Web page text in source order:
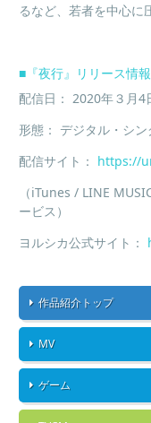
るなど、若者を中心に
■ 『夜行』リリース情報
配信日： 2020年３月4
形態： デジタル・シン
配信サイト： https://
（iTunes / LINE
ービス）
ヨルシカ公式サイト：
作品紹介トップ
MV
ゲーム